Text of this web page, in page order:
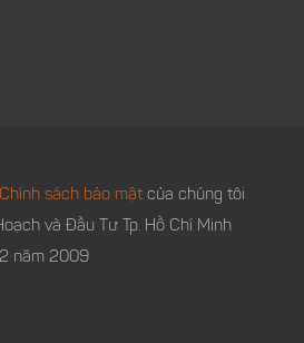
Chính sách bảo mật của chúng tôi
và Đầu Tư Tp. Hồ Chí Minh
năm 2009